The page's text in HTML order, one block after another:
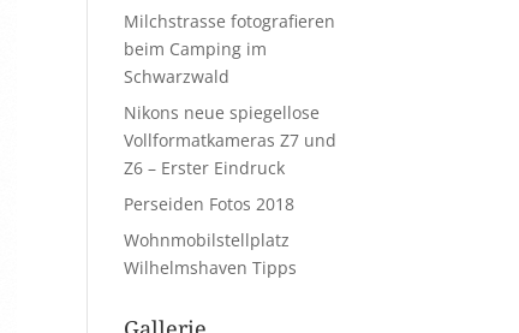
Milchstrasse fotografieren
beim Camping im
Schwarzwald
Nikons neue spiegellose
Vollformatkameras Z7 und
Z6 – Erster Eindruck
Perseiden Fotos 2018
Wohnmobilstellplatz
Wilhelmshaven Tipps